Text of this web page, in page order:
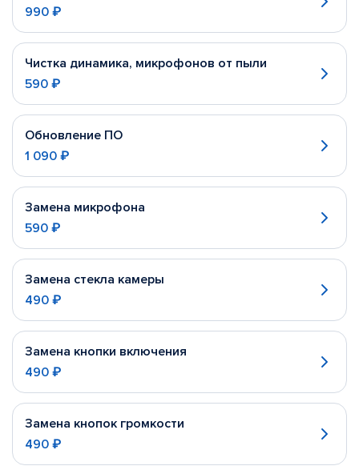
990 ₽
Чистка динамика, микрофонов от пыли
590 ₽
Обновление ПО
1 090 ₽
Замена микрофона
590 ₽
Замена стекла камеры
490 ₽
Замена кнопки включения
490 ₽
Замена кнопок громкости
490 ₽